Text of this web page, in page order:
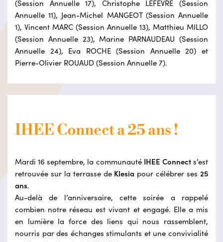
(Session Annuelle 17), Christophe LEFEVRE (Session
Annuelle 11), Jean-Michel MANGEOT (Session Annuelle
1), Vincent MARC (Session Annuelle 13), Matthieu MILLO
(Session Annuelle 23), Marine PARNAUDEAU (Session
Annuelle 24), Eva ROCHE (Session Annuelle 20) et
Pierre-Olivier ROUAUD (Session Annuelle 7).
IHEE Connect a 25 ans !
Mardi 16 septembre, la communauté IHEE Connects’est
retrouvée sur la terrasse de Klesia pour célébrer ses25
ans.
Au-delà de l’anniversaire, cette soirée a rappelé
combien notre réseau est vivant et engagé. Elle a mis
en lumière la force des liens qui nous rassemblent,
nourris par des échanges stimulants et une convivialité